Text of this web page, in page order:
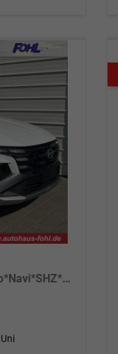
Black Line 1.6 T-GDi HEV AT Android Auto*Navi*SHZ*Kamera*2Z Klimaauto*